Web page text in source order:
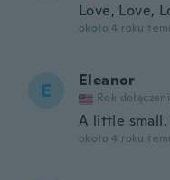
Love, Love,
około 4 roku
E Eleanor
Rok
A little
około 4 roku